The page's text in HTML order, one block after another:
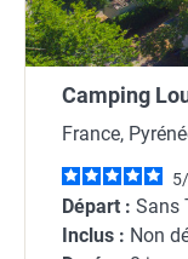
Camping
France,
Région
5/
Départ : Sans
Inclus : Non